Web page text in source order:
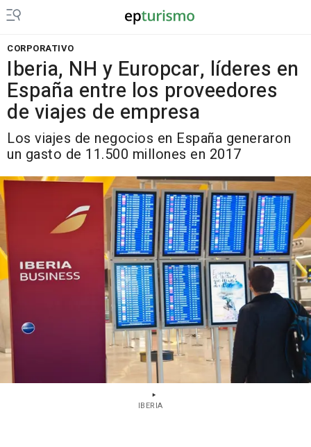
CORPORATIVO
Iberia, NH y Europcar, líderes en
España entre los proveedores
de viajes de empresa
Los viajes de negocios en España generaron
un gasto de 11.500 millones en 2017
IBERIA